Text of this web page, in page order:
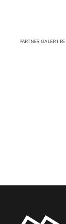
PARTNER GALERII RE